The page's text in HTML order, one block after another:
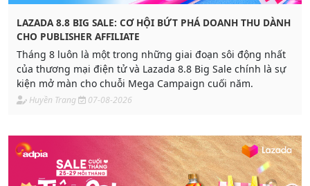
LAZADA 8.8 BIG SALE: CƠ HỘI BỨT PHÁ DOANH THU DÀNH
CHO PUBLISHER AFFILIATE
Tháng 8 luôn là một trong những giai đoạn sôi động nhất
của thương mại điện tử và Lazada 8.8 Big Sale chính là sự
kiện mở màn cho chuỗi Mega Campaign cuối năm.
Huyền Trang 07-08-2026